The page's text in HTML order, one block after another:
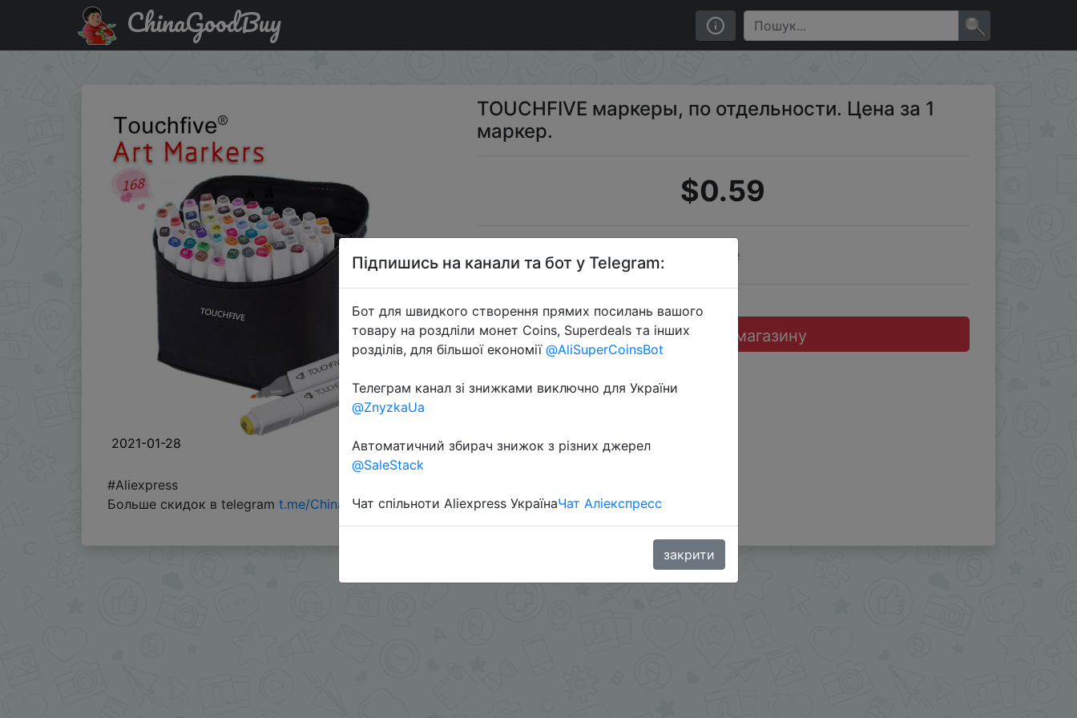
Придбати по акціи TOUCHFIVE маркеры, по отдельности. Цена за 1 маркер.
ChinaGoodBuy
2021-01-28
TOUCHFIVE маркеры, по отдельности. Цена за 1
маркер.
$0.59
Sale
Перейти до магазину
#Aliexpress
Больше скидок в telegram t.me/ChinaGoodBuy
Підпишись на канали та бот у Telegram:
Бот для швидкого створення прямих посилань вашого
товару на роздліли монет Coins, Superdeals та інших
розділів, для більшої економії @AliSuperCoinsBot
Телеграм канал зі знижками виключно для України
@ZnyzkaUa
Автоматичний збирач знижок з різних джерел
@SaleStack
Чат спільноти Aliexpress УкраїнаЧат Аліекспресс
закрити